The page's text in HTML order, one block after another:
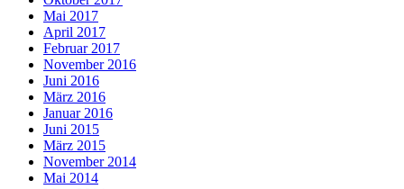
Mai 2017
April 2017
Februar 2017
November 2016
Juni 2016
März 2016
Januar 2016
Juni 2015
März 2015
November 2014
Mai 2014